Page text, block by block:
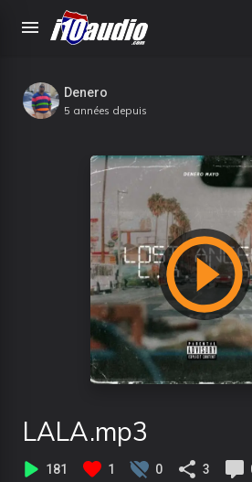
Denero
5 années depuis
LALA.mp3
181 1 0 3